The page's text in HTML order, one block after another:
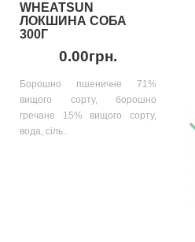
WHEATSUN
ЛОКШИНА СОБА
300Г
0.00грн.
Борошно пшеничне 71%
вищого сорту, борошно
гречане 15% вищого сорту,
вода, сіль..